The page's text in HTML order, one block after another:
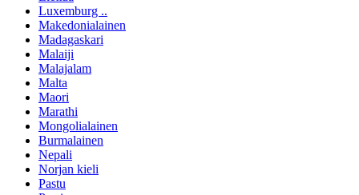
Luxemburg ..
Makedonialainen
Madagaskari
Malaiji
Malajalam
Malta
Maori
Marathi
Mongolialainen
Burmalainen
Nepali
Norjan kieli
Pastu